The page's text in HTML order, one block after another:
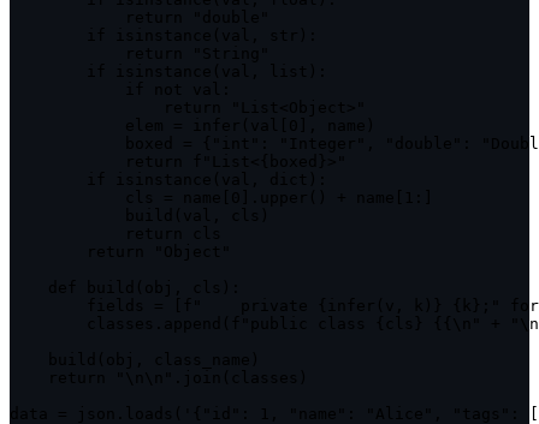
boxed = {"int": "Integer", "double":
fields = [f"    private {infer(v, k)} {k};"
classes.append(f"public class {cls} {{\n" +
data = json.loads('{"id": 1, "name": "Alice", "tags":